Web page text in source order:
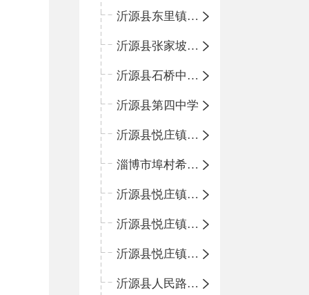
沂源县东里镇中心小学
沂源县张家坡中心学校
沂源县石桥中心学校
沂源县第四中学
沂源县悦庄镇中心小学
淄博市埠村希望小学
沂源县悦庄镇青龙山小学
沂源县悦庄镇鲍庄完小
沂源县悦庄镇赵庄小学
沂源县人民路小学